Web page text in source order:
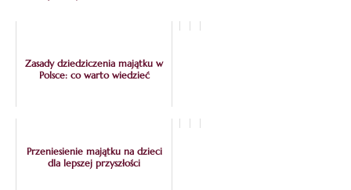
Zasady dziedziczenia majątku w
Polsce: co warto wiedzieć
Przeniesienie majątku na dzieci
dla lepszej przyszłości